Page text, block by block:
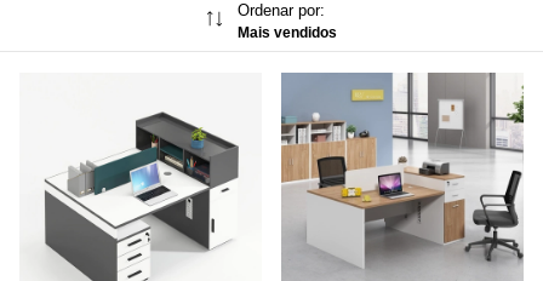
Ordenar por:
Mais vendidos